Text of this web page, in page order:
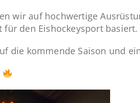
wir auf hochwertige
für den Eishockeysport basiert.
die kommende Saison und